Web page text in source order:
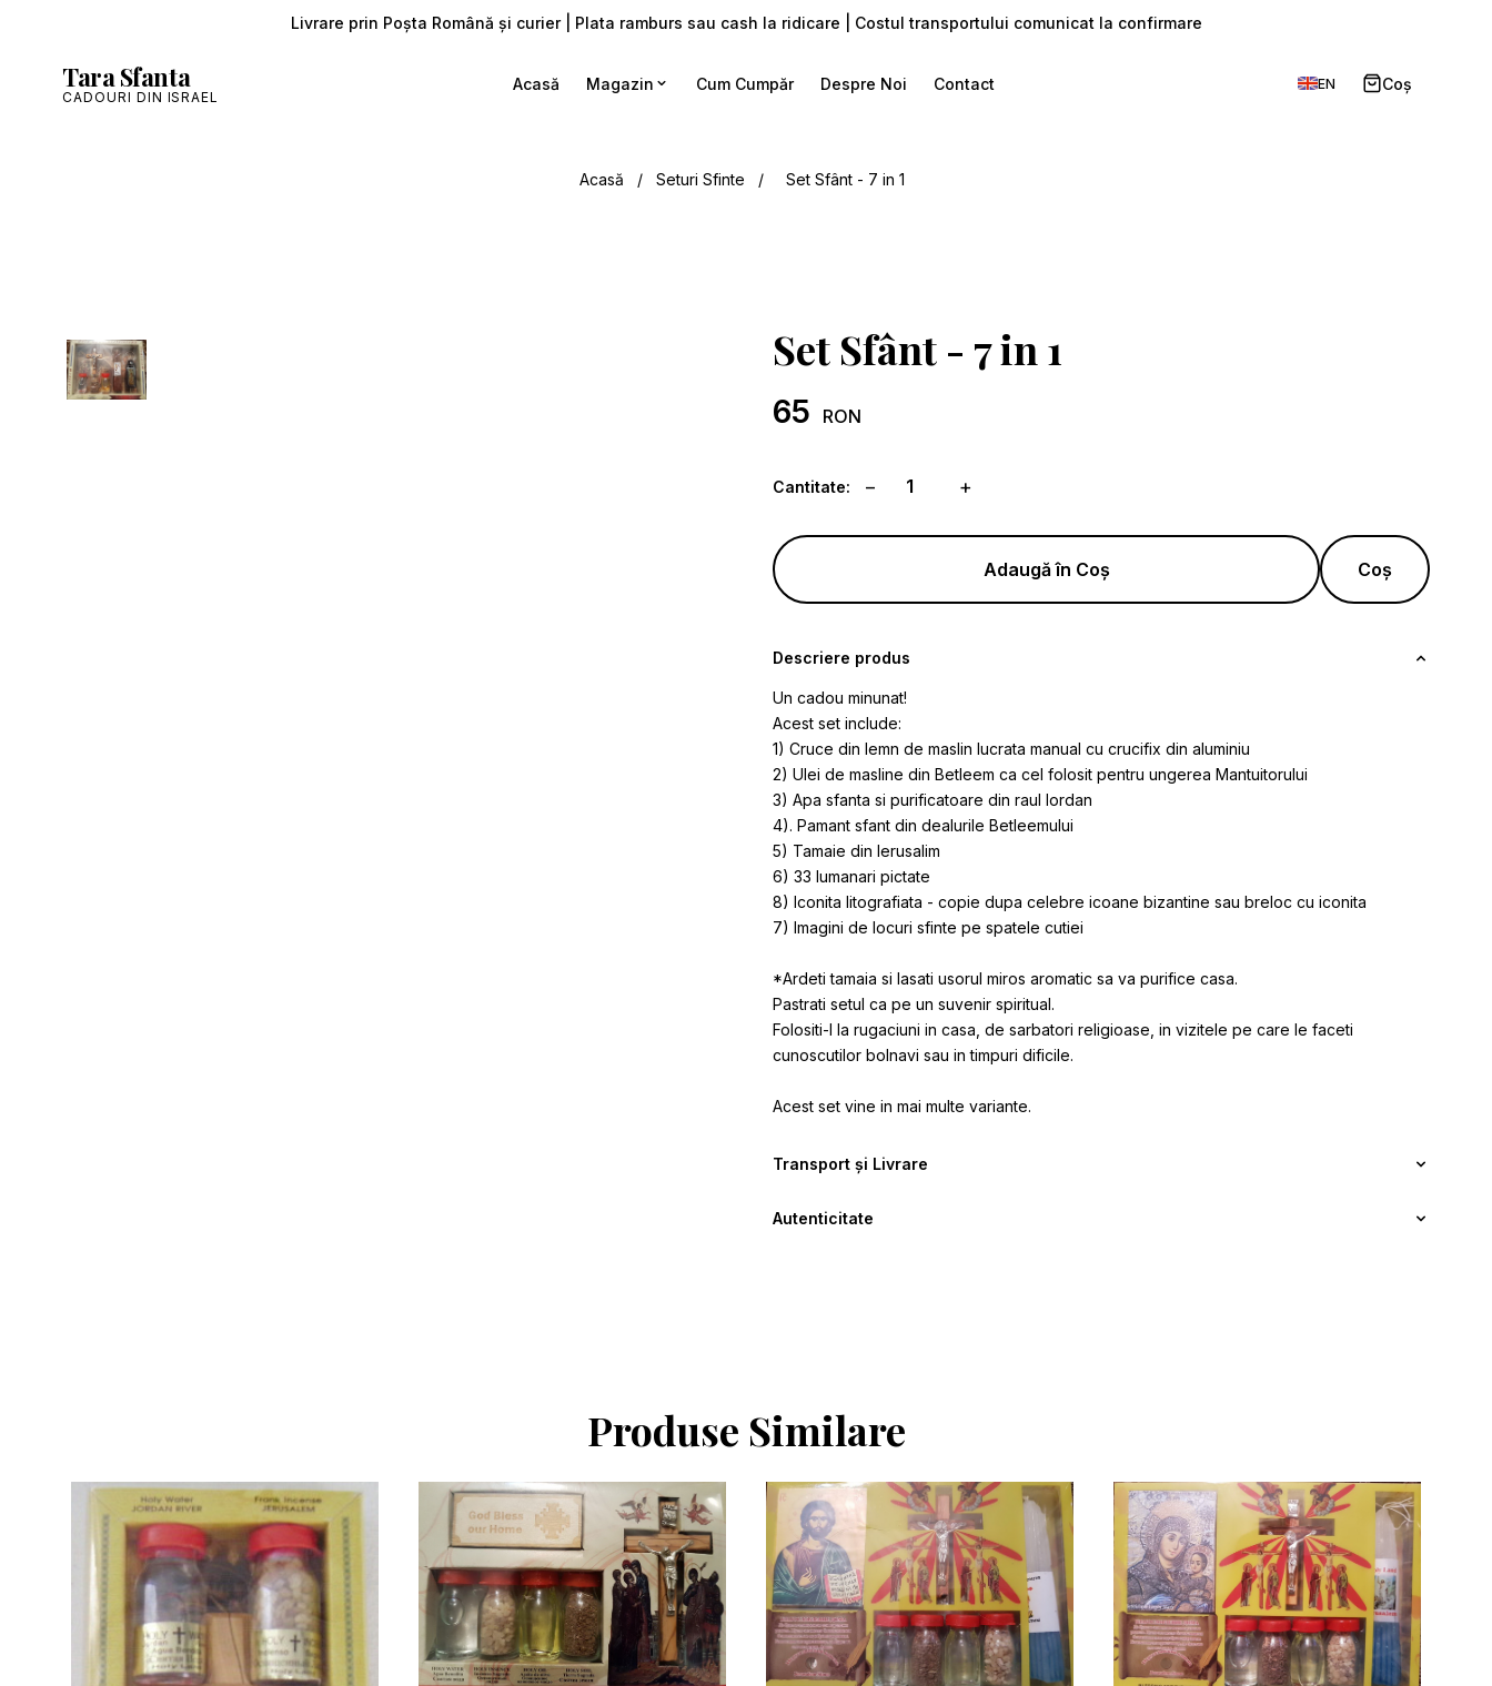
Livrare prin Poșta Română și curier | Plata ramburs sau cash la ridicare | Costul transportului comunicat la confirmare
Tara Sfanta
CADOURI DIN ISRAEL
Acasă Magazin Cum Cumpăr Despre Noi Contact EN Coș
Acasă / Seturi Sfinte / Set Sfânt - 7 in 1
Set Sfânt - 7 in 1
65 RON
Cantitate: − +
Adaugă în Coș Coș
Descriere produs
Un cadou minunat!
Acest set include:
1) Cruce din lemn de maslin lucrata manual cu crucifix din aluminiu
2) Ulei de masline din Betleem ca cel folosit pentru ungerea Mantuitorului
3) Apa sfanta si purificatoare din raul Iordan
4). Pamant sfant din dealurile Betleemului
5) Tamaie din Ierusalim
6) 33 lumanari pictate
8) Iconita litografiata - copie dupa celebre icoane bizantine sau breloc cu iconita
7) Imagini de locuri sfinte pe spatele cutiei
*Ardeti tamaia si lasati usorul miros aromatic sa va purifice casa.
Pastrati setul ca pe un suvenir spiritual.
Folositi-l la rugaciuni in casa, de sarbatori religioase, in vizitele pe care le faceti
cunoscutilor bolnavi sau in timpuri dificile.
Acest set vine in mai multe variante.
Transport și Livrare
Autenticitate
Produse Similare